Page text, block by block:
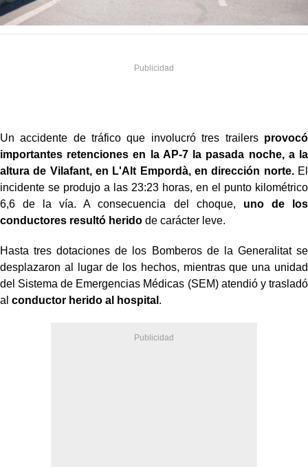
Un accidente de tráfico que involucró tres trailers provocó
importantes retenciones en la AP-7 la pasada noche, a la
altura de Vilafant, en L'Alt Empordà, en dirección norte.El
incidente se produjo a las 23:23 horas, en el punto kilométrico
6,6 de la vía. A consecuencia del choque, uno de los
conductores resultó herido de carácter leve.
Hasta tres dotaciones de los Bomberos de la Generalitat se
desplazaron al lugar de los hechos, mientras que una unidad
del Sistema de Emergencias Médicas (SEM) atendió y trasladó
al conductor herido al hospital .